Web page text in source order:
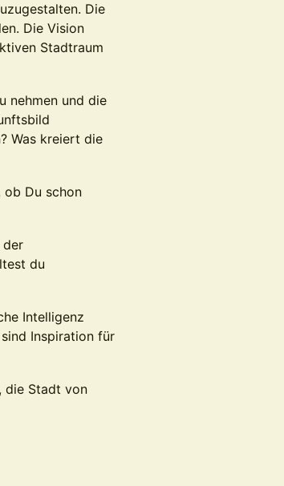
Die
Die Vision
Stadtraum
nehmen und die
Was kreiert die
ob Du schon
der
du
Intelligenz
Inspiration für
die Stadt von